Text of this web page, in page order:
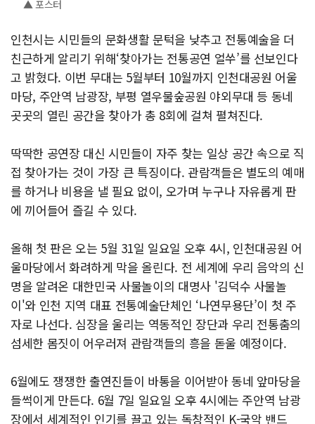
▲ 포스터
인천시는 시민들의 문화생활 문턱을 낮추고 전통예술을 더
친근하게 알리기 위해‘찾아가는 전통공연 얼쑤’를 선보인다
고 밝혔다. 이번 무대는 5월부터 10월까지 인천대공원 어울
마당, 주안역 남광장, 부평 열우물숲공원 야외무대 등 동네
곳곳의 열린 공간을 찾아가 총 8회에 걸쳐 펼쳐진다.
딱딱한 공연장 대신 시민들이 자주 찾는 일상 공간 속으로 직
접 찾아가는 것이 가장 큰 특징이다. 관람객들은 별도의 예매
를 하거나 비용을 낼 필요 없이, 오가며 누구나 자유롭게 판
에 끼어들어 즐길 수 있다.
올해 첫 판은 오는 5월 31일 일요일 오후 4시, 인천대공원 어
울마당에서 화려하게 막을 올린다. 전 세계에 우리 음악의 신
명을 알려온 대한민국 사물놀이의 대명사 '김덕수 사물놀
이'와 인천 지역 대표 전통예술단체인 ‘나연무용단’이 첫 주
자로 나선다. 심장을 울리는 역동적인 장단과 우리 전통춤의
섬세한 몸짓이 어우러져 관람객들의 흥을 돋울 예정이다.
6월에도 쟁쟁한 출연진들이 바통을 이어받아 동네 앞마당을
들썩이게 만든다. 6월 7일 일요일 오후 4시에는 주안역 남광
장에서 세계적인 인기를 끌고 있는 독창적인 K-국악 밴드